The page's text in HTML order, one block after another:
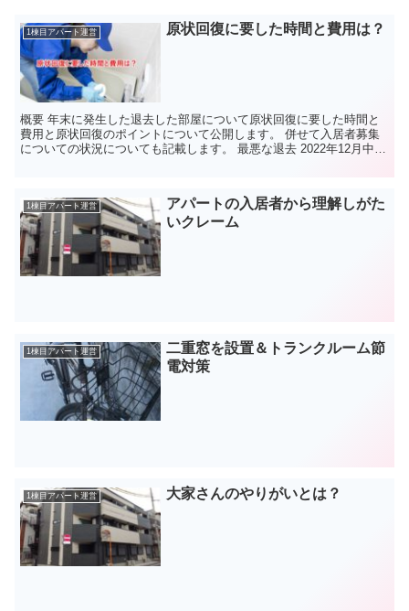
1棟目アパート運営 原状回復に要した時間と費用は？
概要 年末に発生した退去した部屋について原状回復に要した時間と
費用と原状回復のポイントについて公開します。 併せて入居者募集
についての状況についても記載します。 最悪な退去 2022年12月中旬
1棟目アパート運営
アパートの入居者から理解しがた
いクレーム
1棟目アパート運営
二重窓を設置＆トランクルーム節
電対策
1棟目アパート運営 大家さんのやりがいとは？